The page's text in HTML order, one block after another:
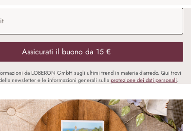
Assicurati il buono da 15 €
da LOBERON GmbH sugli ultimi trend in materia d’arredo. Qui trovi
newsletter e le informazioni generali sullaprotezione dei dati personali.